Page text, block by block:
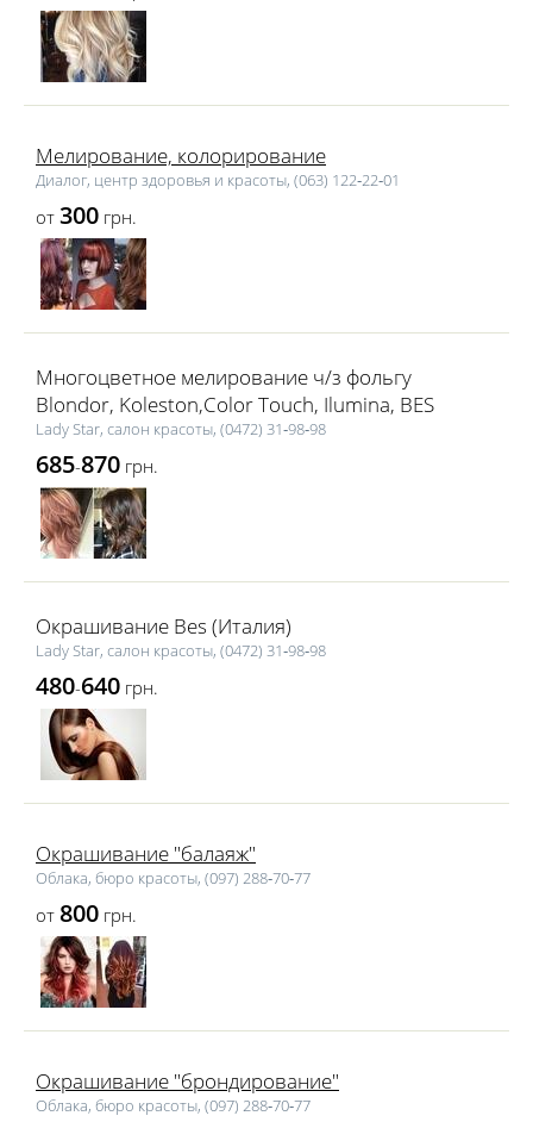
Мелирование, колорирование
Диалог, центр здоровья и красоты, (063) 122‑22‑01
от 300 грн.
Многоцветное мелирование ч/з фольгу
Blondor, Koleston,Color Touch, Ilumina, BES
Lаdy Star, салон красоты, (0472) 31‑98‑98
685-870 грн.
Окрашивание Bes (Италия)
Lаdy Star, салон красоты, (0472) 31‑98‑98
480-640 грн.
Окрашивание "балаяж"
Облака, бюро красоты, (097) 288‑70‑77
от 800 грн.
Окрашивание "брондирование"
Облака, бюро красоты, (097) 288‑70‑77